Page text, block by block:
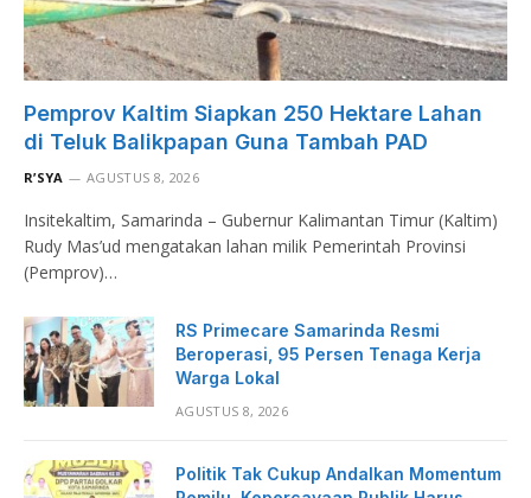
Pemprov Kaltim Siapkan 250 Hektare Lahan
di Teluk Balikpapan Guna Tambah PAD
R’SYA AGUSTUS 8, 2026
Insitekaltim, Samarinda – Gubernur Kalimantan Timur (Kaltim)
Rudy Mas’ud mengatakan lahan milik Pemerintah Provinsi
(Pemprov)…
RS Primecare Samarinda Resmi
Beroperasi, 95 Persen Tenaga Kerja
Warga Lokal
AGUSTUS 8, 2026
Politik Tak Cukup Andalkan Momentum